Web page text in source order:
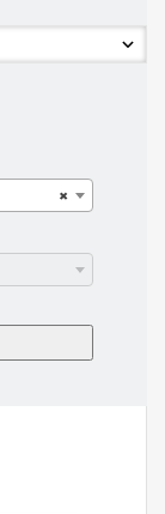
×